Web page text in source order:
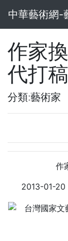
中華藝術網-
作家
代打
分類:藝術家
作
2013-01-20